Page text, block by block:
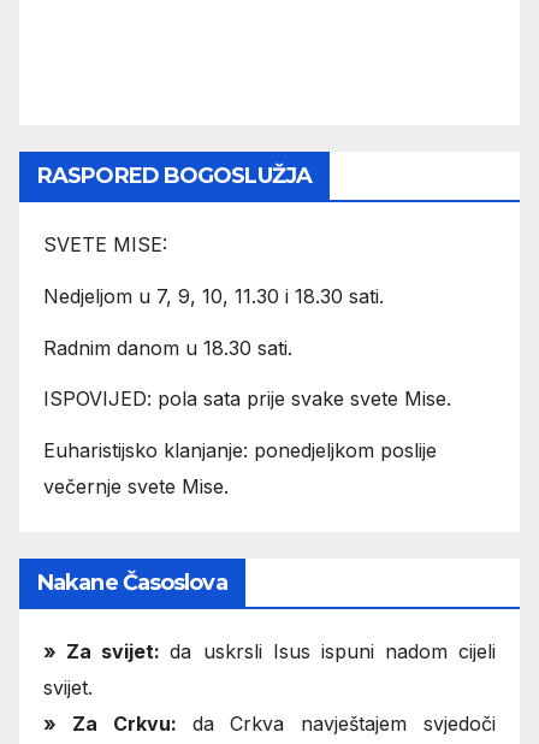
RASPORED BOGOSLUŽJA
SVETE MISE:
Nedjeljom u 7, 9, 10, 11.30 i 18.30 sati.
Radnim danom u 18.30 sati.
ISPOVIJED: pola sata prije svake svete Mise.
Euharistijsko klanjanje: ponedjeljkom poslije
večernje svete Mise.
Nakane Časoslova
» Za svijet:da uskrsli Isus ispuni nadom cijeli
svijet.
» Za Crkvu: da Crkva navještajem svjedoči